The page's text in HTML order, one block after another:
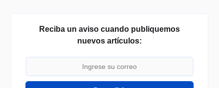
Reciba un aviso cuando publiquemos
nuevos artículos: